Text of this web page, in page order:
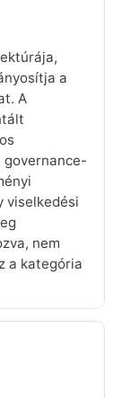
a
A
governance-
viselkedési
nem
a kategória